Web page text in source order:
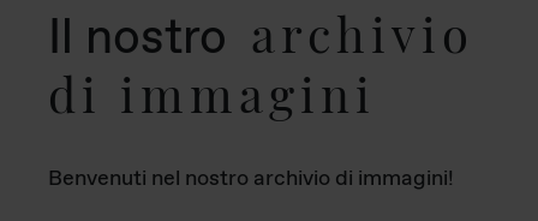
Il nostro archivio
di immagini
Benvenuti nel nostro archivio di immagini!